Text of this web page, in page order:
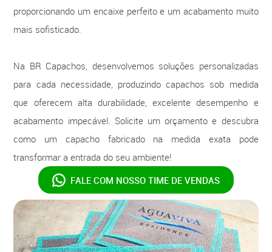
proporcionando um encaixe perfeito e um acabamento muito
mais sofisticado.
Na BR Capachos, desenvolvemos soluções personalizadas
para cada necessidade, produzindo capachos sob medida
que oferecem alta durabilidade, excelente desempenho e
acabamento impecável. Solicite um orçamento e descubra
como um capacho fabricado na medida exata pode
transformar a entrada do seu ambiente!
FALE COM NOSSO TIME DE VENDAS